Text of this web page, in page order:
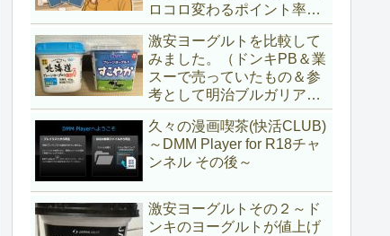
ロコロ変わるポイント率に
注意＆株主優待券はポイン
ト率が低い時に使うべし～
激安ヨーグルトを比較して
みました。（ドンキPB＆業
スーで売っていたもの＆参
考として明治ブルガリアヨ
ーグルト)
久々の漫画喫茶(快活CLUB)
～DMM Player for R18チャ
ンネル その後～
激安ヨーグルトその２～ド
ンキのヨーグルトが値上げ